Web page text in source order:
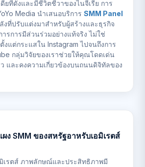
ยที่ดังและมีชีวิตชีวาของไนจีเรีย การ
Media นำเสนอบริการ SMM Panel
งที่ปรับแต่งมาสำหรับผู้สร้างและธุรกิจ
ารการมีส่วนร่วมอย่างแท้จริง ไม่ใช่
งแต่กระแสใน Instagram ไปจนถึงการ
กลุ่มวิจัยของเราช่วยให้คุณโดดเด่น
ว และคงความเกี่ยวข้องบนถนนดิจิทัลของ
ง SMM ของสหรัฐอาหรับเอมิเรตส์
เรตส์ ภาพลักษณ์และประสิทธิภาพมี